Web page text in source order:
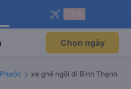
ngay!
viên độc
Mở app
máy bay qua
Mở app
Chọn ngày
xe ghế ngồi đi Bình Thạnh